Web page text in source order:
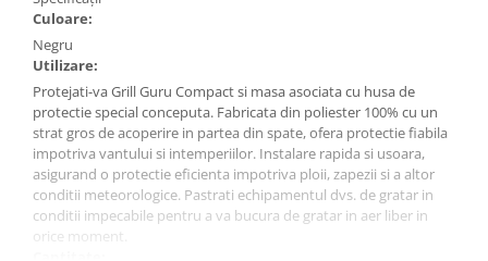
TUBULATURA PREMIUM PELETI
FI100 - SEMINEE / SOBE
SEMINEE DECORATIVE
SEMINEE ELECTRICE
SEMINEE CU LUMANARI
BIO ȘEMINEE
BIOSEMINEE MOBILE
BIOSEMINEE DE PERETE
Culoare:
Negru
Utilizare:
Protejati-va Grill Guru Compact si masa asociata cu husa de
protectie special conceputa. Fabricata din poliester 100% cu un
strat gros de acoperire in partea din spate, ofera protectie fiabila
impotriva vantului si intemperiilor. Instalare rapida si usoara,
asigurand o protectie eficienta impotriva ploii, zapezii si a altor
conditii meteorologice. Pastrati echipamentul dvs. de gratar in
conditii impecabile pentru a va bucura de gratar in aer liber in
orice moment.